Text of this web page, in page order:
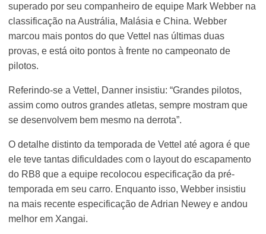
superado por seu companheiro de equipe Mark Webber na
classificação na Austrália, Malásia e China. Webber
marcou mais pontos do que Vettel nas últimas duas
provas, e está oito pontos à frente no campeonato de
pilotos.
Referindo-se a Vettel, Danner insistiu: “Grandes pilotos,
assim como outros grandes atletas, sempre mostram que
se desenvolvem bem mesmo na derrota”.
O detalhe distinto da temporada de Vettel até agora é que
ele teve tantas dificuldades com o layout do escapamento
do RB8 que a equipe recolocou especificação da pré-
temporada em seu carro. Enquanto isso, Webber insistiu
na mais recente especificação de Adrian Newey e andou
melhor em Xangai.